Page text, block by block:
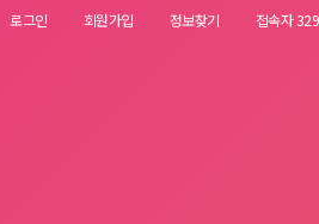
로그인 회원가입 정보찾기 접속자 329